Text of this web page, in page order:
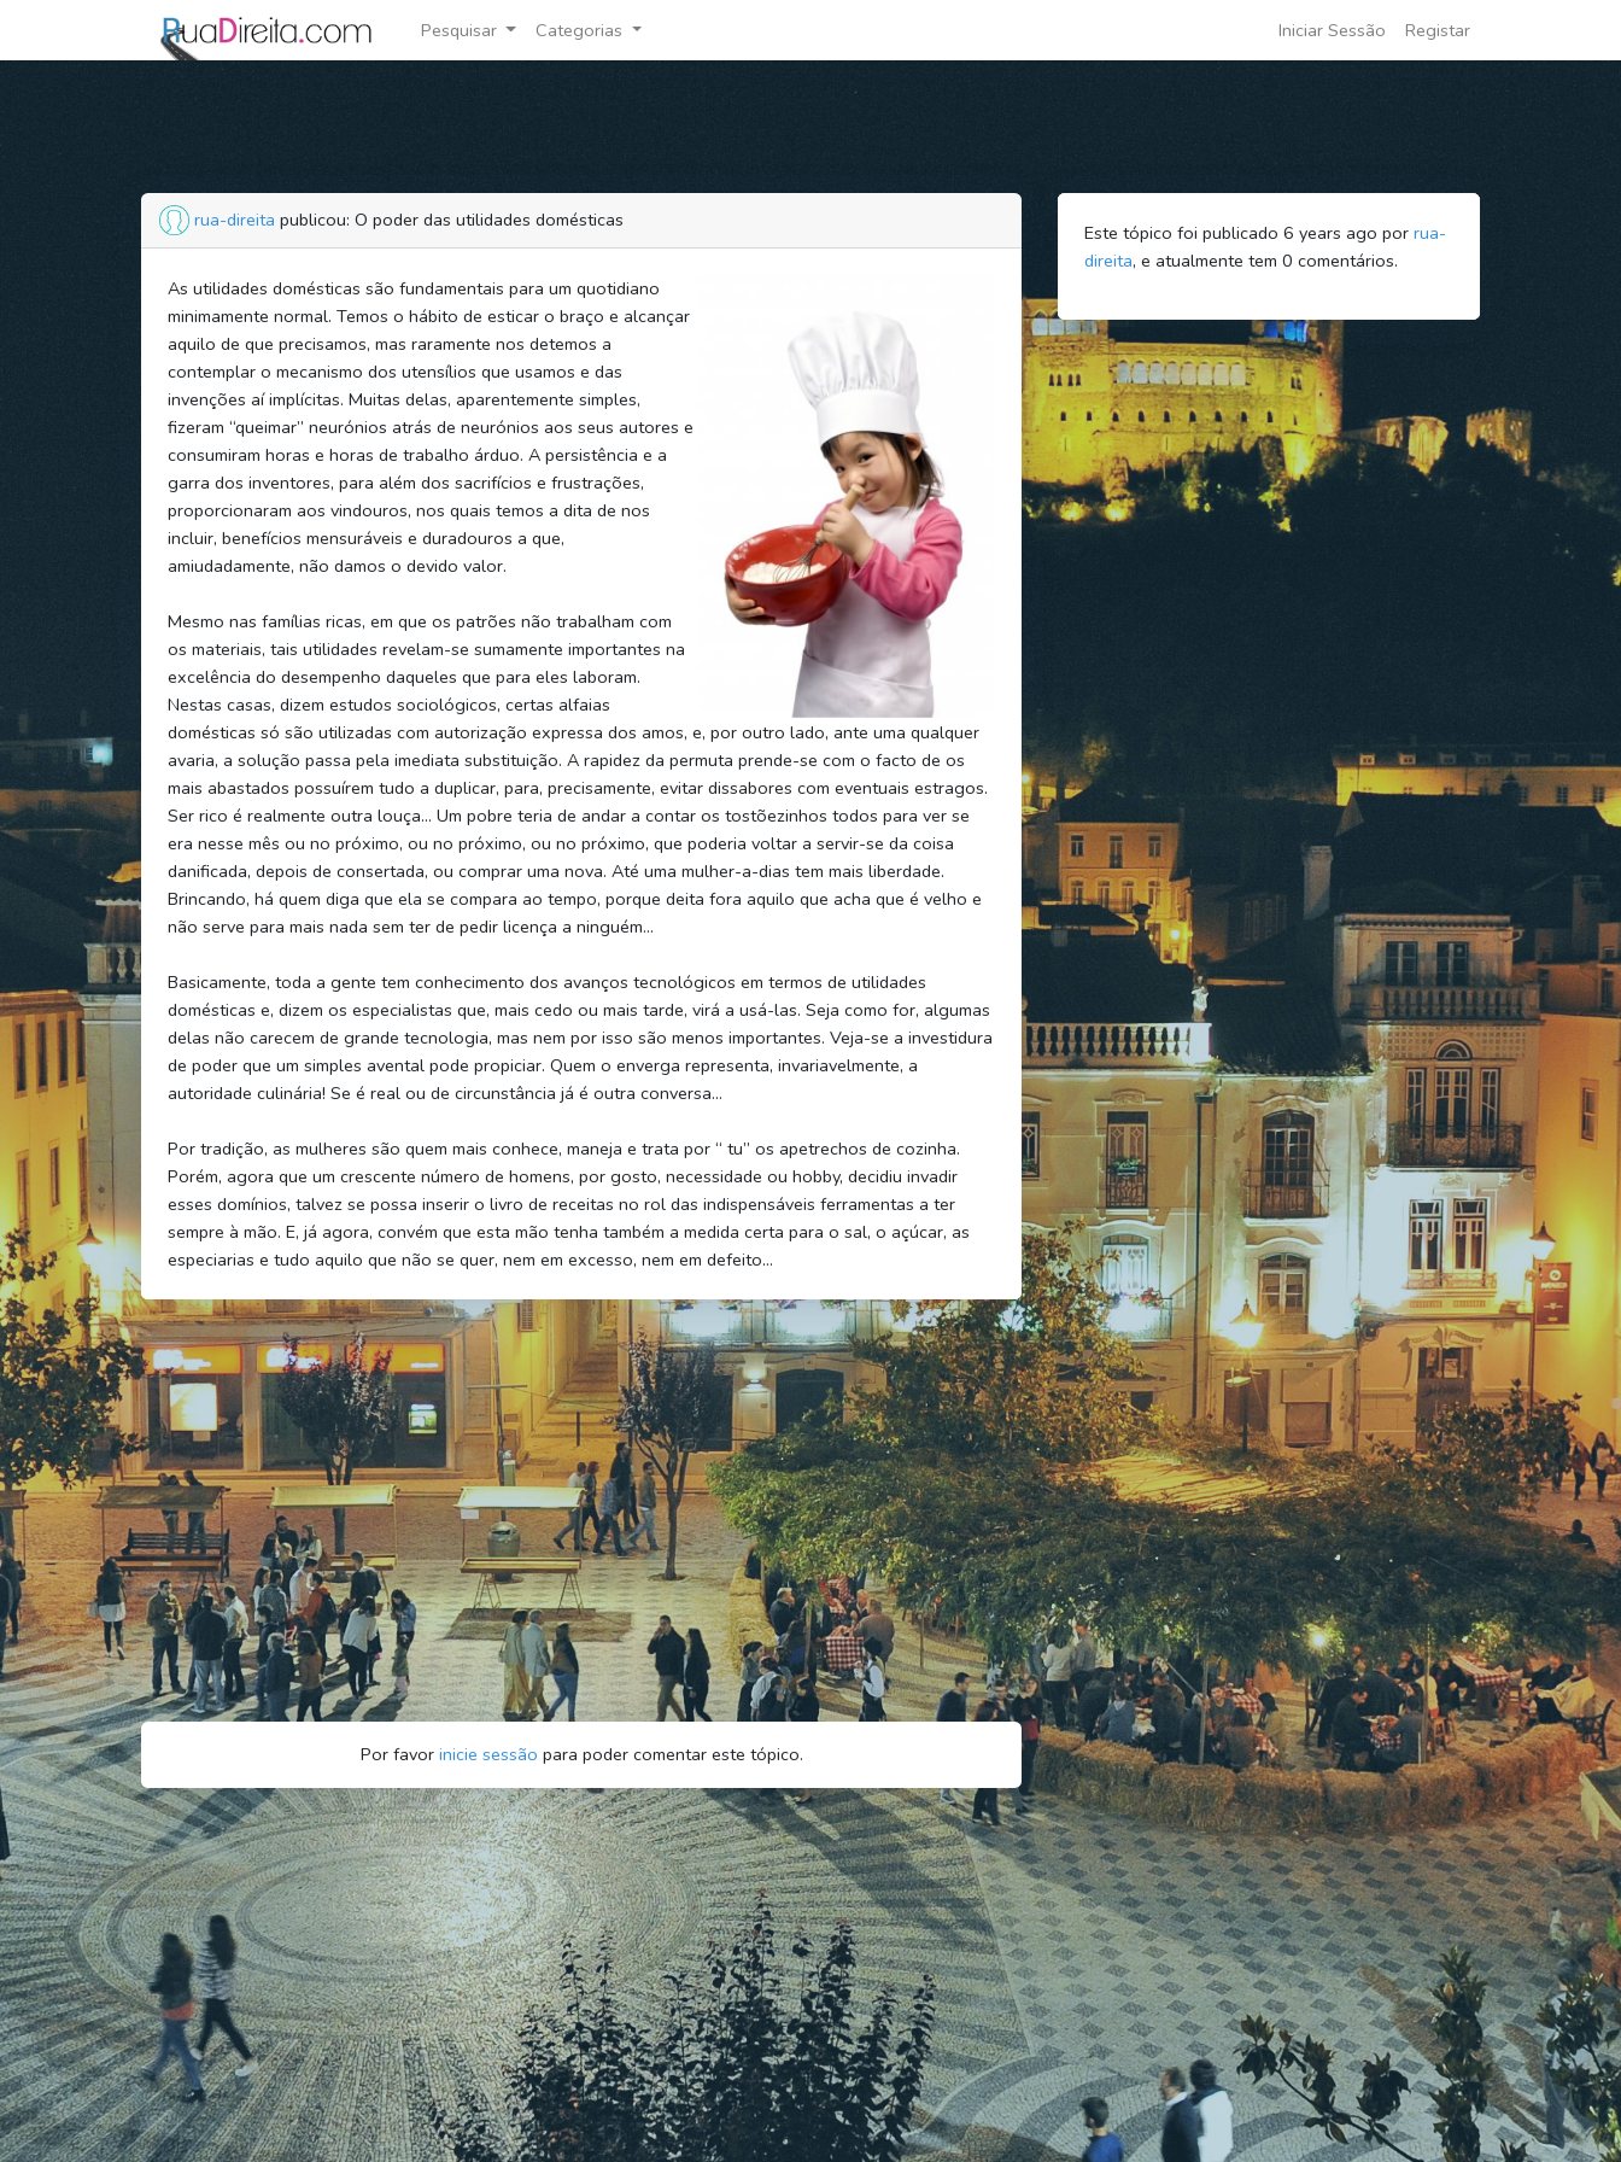
Pesquisar Categorias Iniciar Sessão Registar
rua-direita publicou: O poder das utilidades domésticas
As utilidades domésticas são fundamentais para um quotidiano
minimamente normal. Temos o hábito de esticar o braço e alcançar
aquilo de que precisamos, mas raramente nos detemos a
contemplar o mecanismo dos utensílios que usamos e das
invenções aí implícitas. Muitas delas, aparentemente simples,
fizeram “queimar” neurónios atrás de neurónios aos seus autores e
consumiram horas e horas de trabalho árduo. A persistência e a
garra dos inventores, para além dos sacrifícios e frustrações,
proporcionaram aos vindouros, nos quais temos a dita de nos
incluir, benefícios mensuráveis e duradouros a que,
amiudadamente, não damos o devido valor.
Mesmo nas famílias ricas, em que os patrões não trabalham com
os materiais, tais utilidades revelam-se sumamente importantes na
excelência do desempenho daqueles que para eles laboram.
Nestas casas, dizem estudos sociológicos, certas alfaias
domésticas só são utilizadas com autorização expressa dos amos, e, por outro lado, ante uma qualquer
avaria, a solução passa pela imediata substituição. A rapidez da permuta prende-se com o facto de os
mais abastados possuírem tudo a duplicar, para, precisamente, evitar dissabores com eventuais estragos.
Ser rico é realmente outra louça… Um pobre teria de andar a contar os tostõezinhos todos para ver se
era nesse mês ou no próximo, ou no próximo, ou no próximo, que poderia voltar a servir-se da coisa
danificada, depois de consertada, ou comprar uma nova. Até uma mulher-a-dias tem mais liberdade.
Brincando, há quem diga que ela se compara ao tempo, porque deita fora aquilo que acha que é velho e
não serve para mais nada sem ter de pedir licença a ninguém…
Basicamente, toda a gente tem conhecimento dos avanços tecnológicos em termos de utilidades
domésticas e, dizem os especialistas que, mais cedo ou mais tarde, virá a usá-las. Seja como for, algumas
delas não carecem de grande tecnologia, mas nem por isso são menos importantes. Veja-se a investidura
de poder que um simples avental pode propiciar. Quem o enverga representa, invariavelmente, a
autoridade culinária! Se é real ou de circunstância já é outra conversa…
Por tradição, as mulheres são quem mais conhece, maneja e trata por “ tu” os apetrechos de cozinha.
Porém, agora que um crescente número de homens, por gosto, necessidade ou hobby, decidiu invadir
esses domínios, talvez se possa inserir o livro de receitas no rol das indispensáveis ferramentas a ter
sempre à mão. E, já agora, convém que esta mão tenha também a medida certa para o sal, o açúcar, as
especiarias e tudo aquilo que não se quer, nem em excesso, nem em defeito…
Por favor inicie sessão para poder comentar este tópico.
Este tópico foi publicado 6 years ago por rua-
direita, e atualmente tem 0 comentários.